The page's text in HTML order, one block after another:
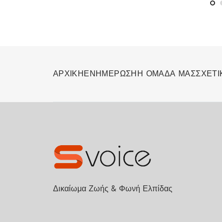
ΑΡΧΙΚΗΕΝΗΜΕΡΩΣΗΗ ΟΜΑΔΑ ΜΑΣ
Δικαίωμα Ζωής & Φωνή Ελπίδας